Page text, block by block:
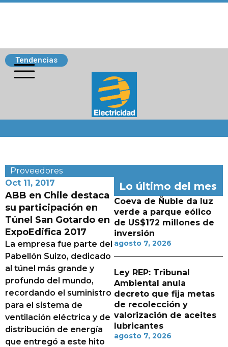
Tendencias
Proveedores
Oct 11, 2017
ABB en Chile destaca
su participación en
Túnel San Gotardo en
ExpoEdifica 2017
La empresa fue parte del
Pabellón Suizo, dedicado
al túnel más grande y
profundo del mundo,
recordando el suministro
para el sistema de
ventilación eléctrica y de
distribución de energía
que entregó a este hito
Lo último del mes
Coeva de Ñuble da luz
verde a parque eólico
de US$172 millones de
inversión
agosto 7, 2026
Ley REP: Tribunal
Ambiental anula
decreto que fija metas
de recolección y
valorización de aceites
lubricantes
agosto 7, 2026